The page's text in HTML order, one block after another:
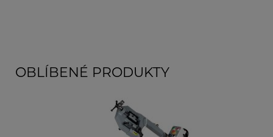
OBLÍBENÉ PRODUKTY